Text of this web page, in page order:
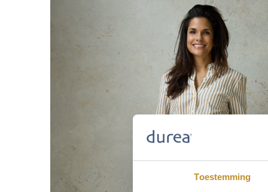
Toestemming